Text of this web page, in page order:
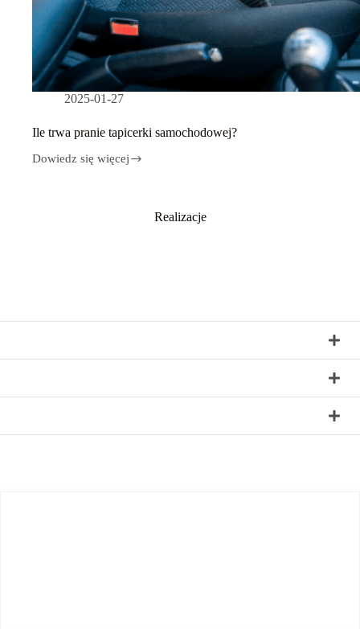
2025-01-27
Ile trwa pranie tapicerki samochodowej?
Dowiedz się więcej
Ile
Realizacje